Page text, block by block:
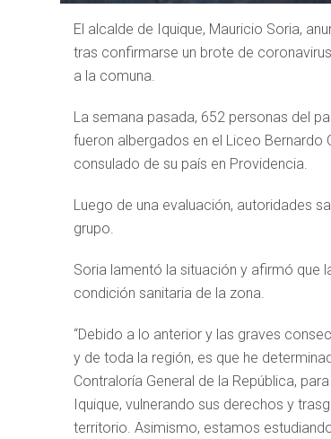
El alcalde de Iquique, Mauricio Soria,
tras confirmarse un brote de
a la comuna.
La semana pasada, 652 personas del
fueron albergados en el Liceo Bernardo
consulado de su país en Providencia.
Luego de una evaluación, autoridades
grupo.
Soria lamentó la situación y afirmó que
condición sanitaria de la zona.
“Debido a lo anterior y las graves
y de toda la región, es que he
Contraloría General de la República,
Iquique, vulnerando sus derechos y
territorio. Asimismo, estamos